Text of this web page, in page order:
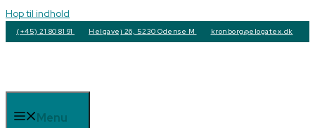
Hop til indhold
(+45) 21 80 81 91 Helgavej 26, 5230 Odense M kronborg@elogatex.dk
Menu